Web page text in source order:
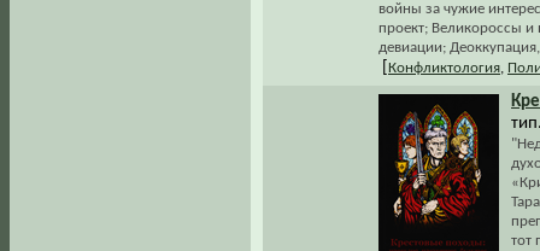
войны за чужие
проект; Великороссы
девиации;
Конфликтология,
тот